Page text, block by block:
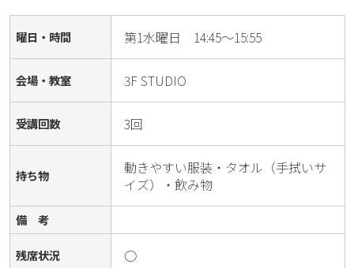
曜日・時間 第1水曜日 14:45～15:55
会場・教室 3F STUDIO
受講回数 3回
持ち物
動きやすい服装・タオル（手拭いサ
イズ）・飲み物
備 考
残席状況 ○